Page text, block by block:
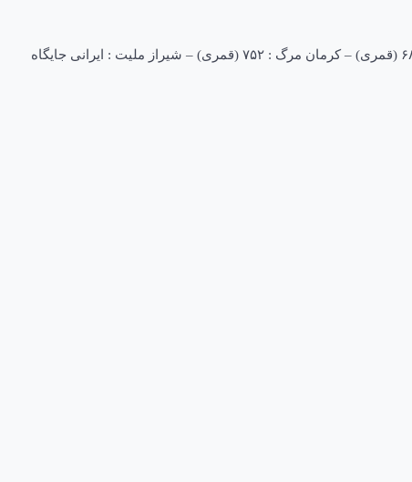
زندگی نامه خواجوی کرمانی نام اصلی : کمال‌الدین ابوالعطاء محمودبن علی‌بن محمود زمینهٔ کاری : شعر، عرفان، ریاضیات و طب زادروز : ۶۸۹ (قمری) – کرمان مرگ : ۷۵۲ (قمری) – شیراز ملیت : ایرانی جایگاه